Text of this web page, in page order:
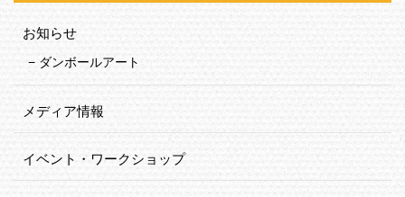
お知らせ
ダンボールアート
メディア情報
イベント・ワークショップ